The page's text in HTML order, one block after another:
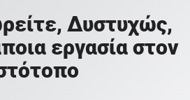
Δυστυχώς,
εργασία στον